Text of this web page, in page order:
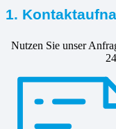
1.
Nutzen Sie unser